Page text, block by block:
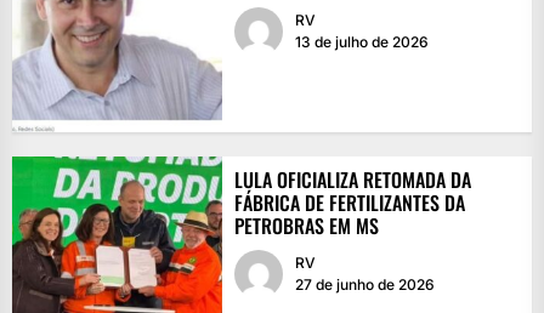
RV
13 de julho de 2026
LULA OFICIALIZA RETOMADA DA
FÁBRICA DE FERTILIZANTES DA
PETROBRAS EM MS
RV
27 de junho de 2026